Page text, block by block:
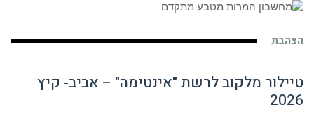
הצהבת
טיילור מלקוב לרשת "אינטימה" – אביב- קיץ
2026